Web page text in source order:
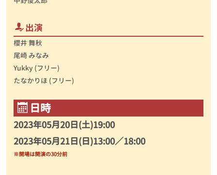
出演
櫻井 舞秋
尾崎 みなみ
Yukky (フリー)
たなかりほ (フリー)
日時
2023年05月20日(土)19:00
2023年05月21日(日)13:00／18:00
※開場は開演の30分前